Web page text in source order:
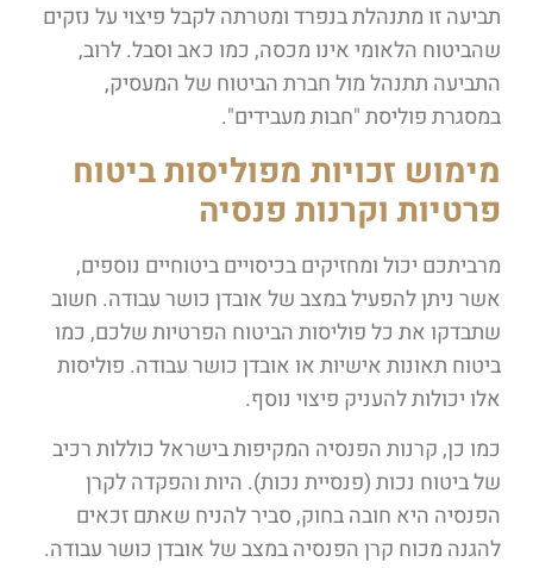
תביעה זו מתנהלת בנפרד ומטרתה לקבל פיצוי על נזקים
שהביטוח הלאומי אינו מכסה, כמו כאב וסבל. לרוב,
התביעה תתנהל מול חברת הביטוח של המעסיק,
במסגרת פוליסת "חבות מעבידים".
מימוש זכויות מפוליסות ביטוח
פרטיות וקרנות פנסיה
מרביתכם יכול ומחזיקים בכיסויים ביטוחיים נוספים,
אשר ניתן להפעיל במצב של אובדן כושר עבודה. חשוב
שתבדקו את כל פוליסות הביטוח הפרטיות שלכם, כמו
ביטוח תאונות אישיות או אובדן כושר עבודה. פוליסות
אלו יכולות להעניק פיצוי נוסף.
כמו כן, קרנות הפנסיה המקיפות בישראל כוללות רכיב
של ביטוח נכות (פנסיית נכות). היות והפקדה לקרן
הפנסיה היא חובה בחוק, סביר להניח שאתם זכאים
להגנה מכוח קרן הפנסיה במצב של אובדן כושר עבודה.